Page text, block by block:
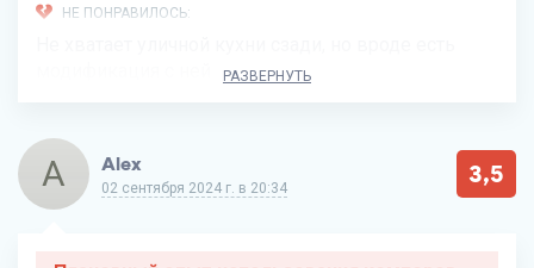
НЕ ПОНРАВИЛОСЬ:
РАЗВЕРНУТЬ
A Alex
02 сентября 2024 г. в 20:34 3,5